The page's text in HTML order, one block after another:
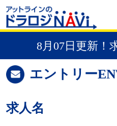
8月07日更新！
エントリー
求人名